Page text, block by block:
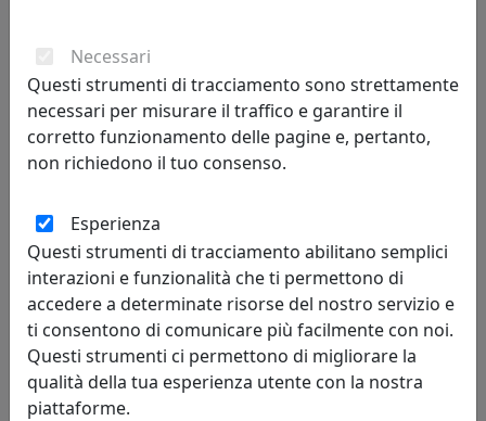
TAVOLINO QUADRATO BASSO, LINEA DRAPPEGGI, TRASPARENTE,
CATALOGO IPLEX, CODICE I00206085TAC
149,00 €
Necessari
Questi strumenti di tracciamento sono strettamente
necessari per misurare il traffico e garantire il
corretto funzionamento delle pagine e, pertanto,
non richiedono il tuo consenso.
Esperienza
Questi strumenti di tracciamento abilitano semplici
interazioni e funzionalità che ti permettono di
accedere a determinate risorse del nostro servizio e
ti consentono di comunicare più facilmente con noi.
Questi strumenti ci permettono di migliorare la
qualità della tua esperienza utente con la nostra
piattaforme.